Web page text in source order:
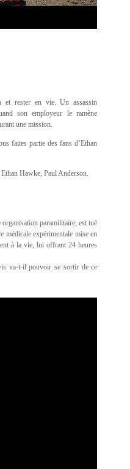
et rester en vie. Un assassin
son employeur le ramène
une mission.
faites partie des fans d’Ethan
Hawke, Paul Anderson.
paramilitaire, est tué
expérimentale mise en
à la vie, lui offrant 24 heures
va-t-il pouvoir se sortir de ce